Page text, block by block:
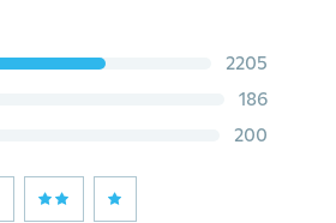
2205
186
200